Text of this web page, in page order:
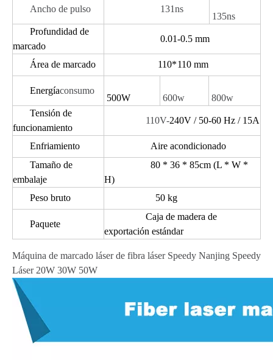
Ancho de pulso 131ns
135ns
Profundidad de
marcado
0.01-0.5 mm
Área de marcado 110*110 mm
Energíaconsumo
500W 600w
800w
Tensión de
funcionamiento
110V-240V / 50-60 Hz / 15A
Enfriamiento
Aire acondicionado
Tamaño de
embalaje
80 * 36 * 85cm (L * W *
H)
Peso bruto
50 kg
Paquete
Caja de madera de
exportación estándar
Máquina de marcado láser de fibra láser Speedy Nanjing Speedy
Láser 20W 30W 50W